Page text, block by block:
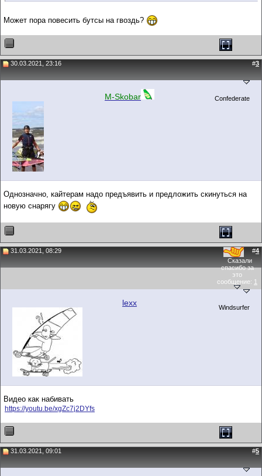
Может пора повесить бутсы на гвоздь?
30.03.2021, 23:16 #3
M-Skobar Confederate
Однозначно, кайтерам надо предъявить и предложить скинуться на
новую снарягу
31.03.2021, 08:29 #4
Сказали
спасибо за
это
сообщение: 1
lexx Windsurfer
Видео как набивать
https://youtu.be/xgZc7j2DYfs
31.03.2021, 09:01 #5